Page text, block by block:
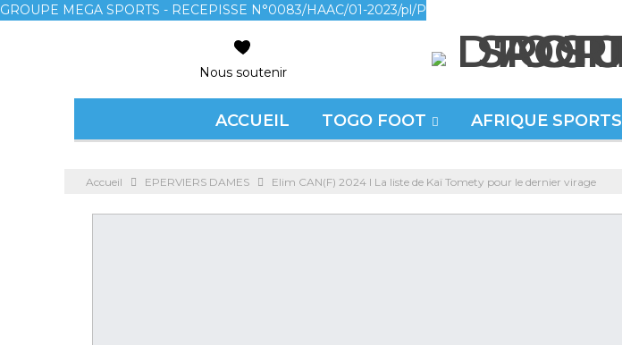
GROUPE MEGA SPORTS - RECEPISSE N°0083/HAAC/01-2023/pl/P
Nous soutenir
ACCUEIL TOGO FOOT AFRIQUE SPORTS
Accueil EPERVIERS DAMES Elim CAN(F) 2024 l La liste de Kaï Tomety pour le dernier virage